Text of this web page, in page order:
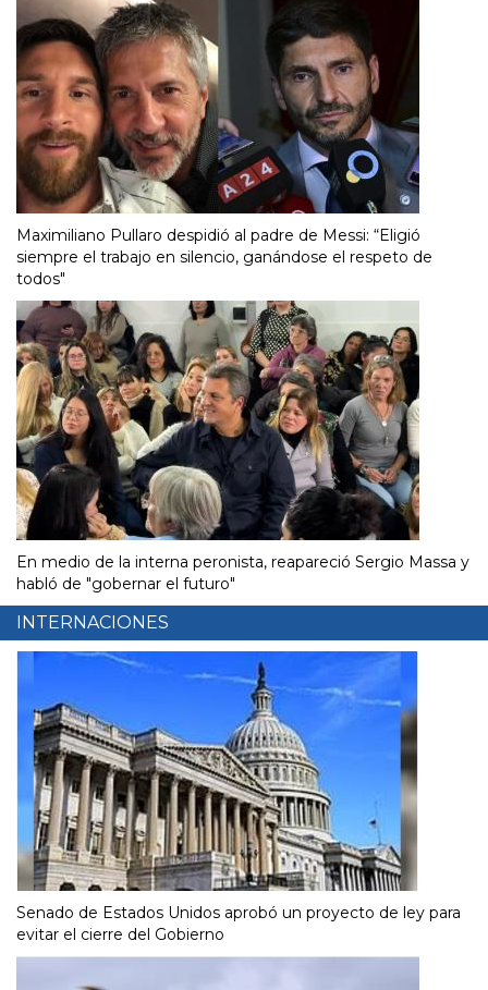
Maximiliano Pullaro despidió al padre de Messi: “Eligió
siempre el trabajo en silencio, ganándose el respeto de
todos"
En medio de la interna peronista, reapareció Sergio Massa y
habló de "gobernar el futuro"
INTERNACIONES
Senado de Estados Unidos aprobó un proyecto de ley para
evitar el cierre del Gobierno